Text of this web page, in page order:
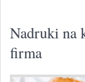
Nadruki na
firma